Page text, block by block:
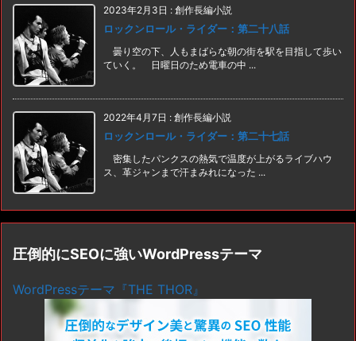
2023年2月3日 : 創作長編小説
ロックンロール・ライダー：第二十八話
曇り空の下、人もまばらな朝の街を駅を目指して歩い
ていく。 日曜日のため電車の中 ...
2022年4月7日 : 創作長編小説
ロックンロール・ライダー：第二十七話
密集したパンクスの熱気で温度が上がるライブハウ
ス、革ジャンまで汗まみれになった ...
圧倒的にSEOに強いWordPressテーマ
WordPressテーマ『THE THOR』